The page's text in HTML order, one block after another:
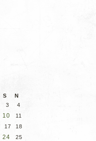
S
N
3 4
10
11
17
18
24
25